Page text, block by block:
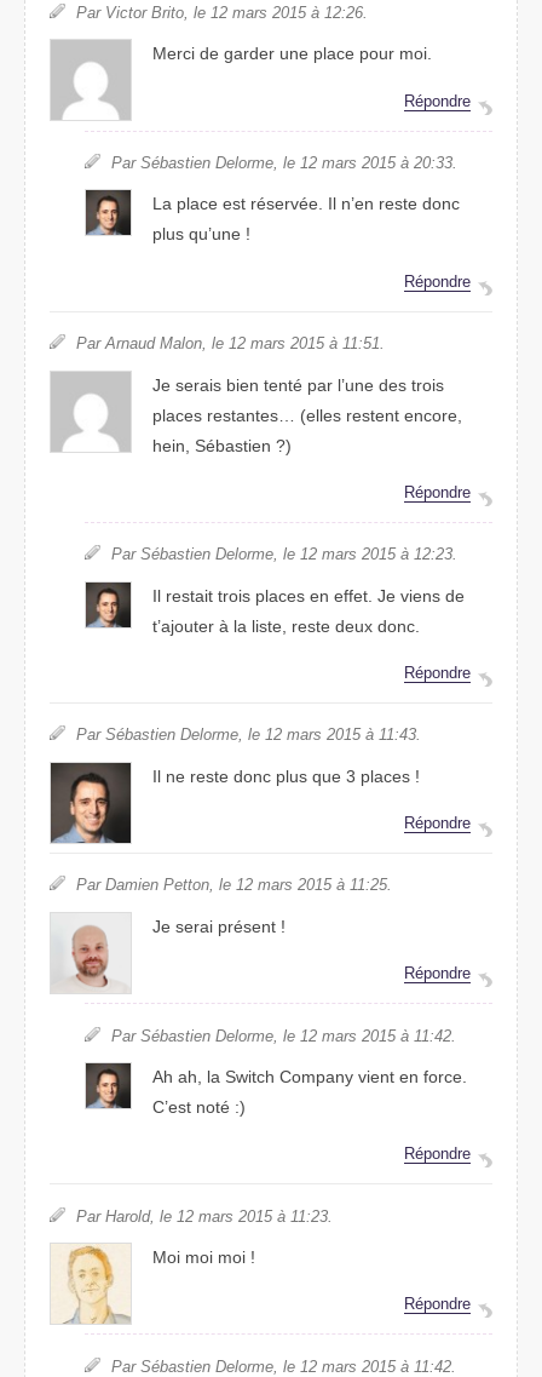
Par Victor Brito, le 12 mars 2015 à 12:26.
Merci de garder une place pour moi.
Répondre
Par Sébastien Delorme, le 12 mars 2015 à 20:33.
La place est réservée. Il n’en reste donc
plus qu’une !
Répondre
Par Arnaud Malon, le 12 mars 2015 à 11:51.
Je serais bien tenté par l’une des trois
places restantes… (elles restent encore,
hein, Sébastien ?)
Répondre
Par Sébastien Delorme, le 12 mars 2015 à 12:23.
Il restait trois places en effet. Je viens de
t’ajouter à la liste, reste deux donc.
Répondre
Par Sébastien Delorme, le 12 mars 2015 à 11:43.
Il ne reste donc plus que 3 places !
Répondre
Par Damien Petton, le 12 mars 2015 à 11:25.
Je serai présent !
Répondre
Par Sébastien Delorme, le 12 mars 2015 à 11:42.
Ah ah, la Switch Company vient en force.
C’est noté :)
Répondre
Par Harold, le 12 mars 2015 à 11:23.
Moi moi moi !
Répondre
Par Sébastien Delorme, le 12 mars 2015 à 11:42.